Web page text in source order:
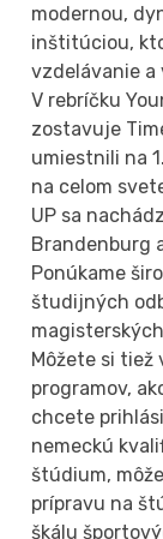
modernou,
inštitúciou,
vzdelávanie a
V rebríčku
zostavuje
umiestnili na
na celom
UP sa
Brandenburg
Ponúkame
študijných
Môžete si
programov,
chcete
nemeckú
štúdium,
prípravu na
škálu